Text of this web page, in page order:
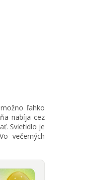
ľahko
nabíja cez
Svietidlo je
večerných